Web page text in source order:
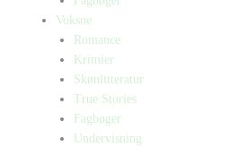
Voksne
Romance
Krimier
Skønlitteratur
True Stories
Fagbøger
Undervisning